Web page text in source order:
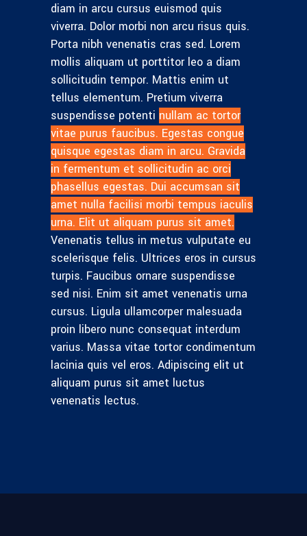
diam in arcu cursus euismod quis
viverra. Dolor morbi non arcu risus quis.
Porta nibh venenatis cras sed. Lorem
mollis aliquam ut porttitor leo a diam
sollicitudin tempor. Mattis enim ut
tellus elementum. Pretium viverra
suspendisse potenti nullam ac tortor
vitae purus faucibus. Egestas congue
quisque egestas diam in arcu. Gravida
in fermentum et sollicitudin ac orci
phasellus egestas. Dui accumsan sit
amet nulla facilisi morbi tempus iaculis
urna. Elit ut aliquam purus sit amet.
Venenatis tellus in metus vulputate eu
scelerisque felis. Ultrices eros in cursus
turpis. Faucibus ornare suspendisse
sed nisi. Enim sit amet venenatis urna
cursus. Ligula ullamcorper malesuada
proin libero nunc consequat interdum
varius. Massa vitae tortor condimentum
lacinia quis vel eros. Adipiscing elit ut
aliquam purus sit amet luctus
venenatis lectus.